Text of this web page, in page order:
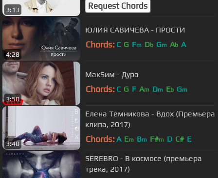
3:13 Request Chords
4:28
ЮЛИЯ САВИЧЕВА - ПРОСТИ
Chords: C G Fm Db Gm Ab A
3:50
МакSим - Дура
Chords: C G F Am Dm Eb Gm
3:40
Елена Темникова - Вдох (Премьера
клипа, 2017)
Chords: A Em Bm F#m D C# E
SEREBRO - В космосе (премьера
трека, 2017)